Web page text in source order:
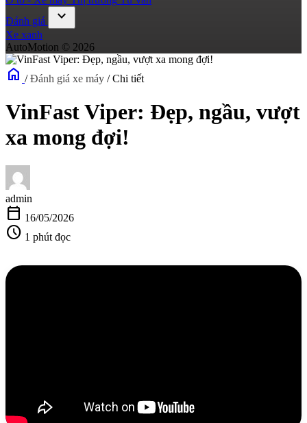
Đánh giá
expand_more
Xe xanh
AutoMotion © 2026
home / Đánh giá xe máy / Chi tiết
VinFast Viper: Đẹp, ngầu, vượt
xa mong đợi!
admin
calendar_today 16/05/2026
schedule 1 phút đọc